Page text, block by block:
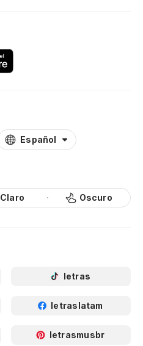
Español
Claro Oscuro
letras
letraslatam
letrasmusbr